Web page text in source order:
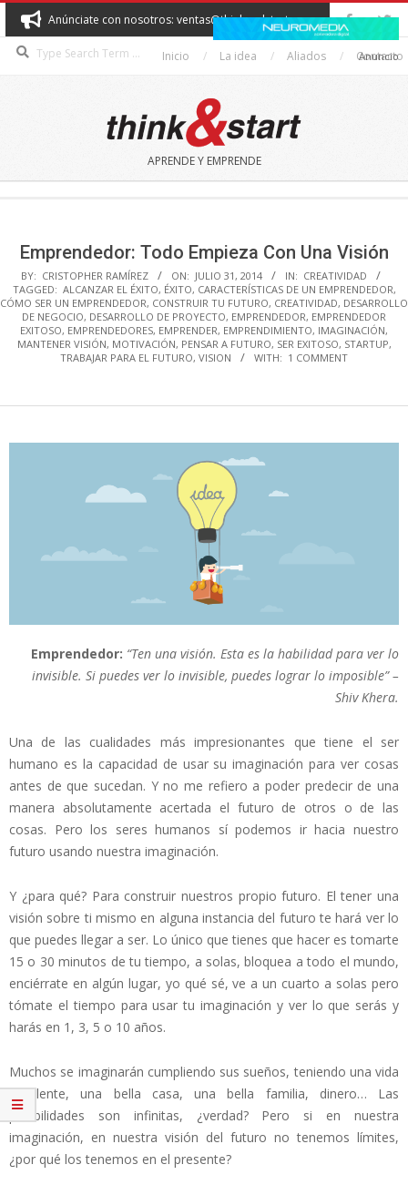
Skip
to
content
Anúnciate con nosotros: ventas@thinkandstart.com
Inicio La idea Aliados Contacto
THINK&START
APRENDE Y EMPRENDE
Anuncio
Emprendedor: Todo Empieza Con Una Visión
BY: CRISTOPHER RAMÍREZ ON: JULIO 31, 2014 IN: CREATIVIDAD
TAGGED: ALCANZAR EL ÉXITO, ÉXITO, CARACTERÍSTICAS DE UN EMPRENDEDOR,
CÓMO SER UN EMPRENDEDOR, CONSTRUIR TU FUTURO, CREATIVIDAD, DESARROLLO
DE NEGOCIO, DESARROLLO DE PROYECTO, EMPRENDEDOR, EMPRENDEDOR
EXITOSO, EMPRENDEDORES, EMPRENDER, EMPRENDIMIENTO, IMAGINACIÓN,
MANTENER VISIÓN, MOTIVACIÓN, PENSAR A FUTURO, SER EXITOSO, STARTUP,
TRABAJAR PARA EL FUTURO, VISION WITH: 1 COMMENT
Emprendedor: “Ten una visión. Esta es la habilidad para ver lo
invisible. Si puedes ver lo invisible, puedes lograr lo imposible” –
Shiv Khera.
Una de las cualidades más impresionantes que tiene el ser
humano es la capacidad de usar su imaginación para ver cosas
antes de que sucedan. Y no me refiero a poder predecir de una
manera absolutamente acertada el futuro de otros o de las
cosas. Pero los seres humanos sí podemos ir hacia nuestro
futuro usando nuestra imaginación.
Y ¿para qué? Para construir nuestros propio futuro. El tener una
visión sobre ti mismo en alguna instancia del futuro te hará ver lo
que puedes llegar a ser. Lo único que tienes que hacer es tomarte
15 o 30 minutos de tu tiempo, a solas, bloquea a todo el mundo,
enciérrate en algún lugar, yo qué sé, ve a un cuarto a solas pero
tómate el tiempo para usar tu imaginación y ver lo que serás y
harás en 1, 3, 5 o 10 años.
Muchos se imaginarán cumpliendo sus sueños, teniendo una vida
excelente, una bella casa, una bella familia, dinero… Las
posibilidades son infinitas, ¿verdad? Pero si en nuestra
imaginación, en nuestra visión del futuro no tenemos límites,
¿por qué los tenemos en el presente?